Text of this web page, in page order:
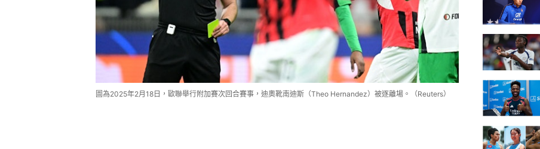
圖為2025年2月18日，歐聯舉行附加賽次回合賽事，迪奧靴南迪斯（Theo Hernandez）被逐離場。（Reuters）